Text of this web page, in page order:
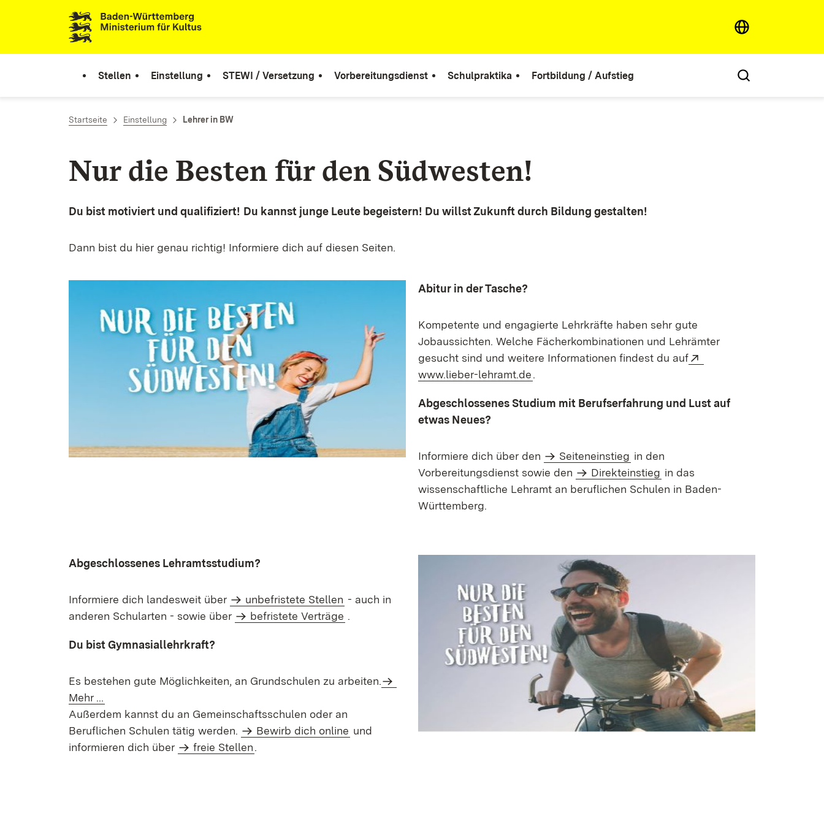
Zum Inhalt springen
Link zur Startseite
Stellen Einstellung STEWI / Versetzung Vorbereitungsdienst Schulpraktika Fortbildung / Aufstieg
Startseite Einstellung Lehrer in BW
Nur die Besten für den Südwesten!
Du bist motiviert und qualifiziert! Du kannst junge Leute begeistern! Du willst Zukunft durch Bildung gestalten!
Dann bist du hier genau richtig! Informiere dich auf diesen Seiten.
Abitur in der Tasche?
Kompetente und engagierte Lehrkräfte haben sehr gute
Jobaussichten. Welche Fächerkombinationen und Lehrämter
gesucht sind und weitere Informationen findest du auf
www.lieber-lehramt.de.
Abgeschlossenes Studium mit Berufserfahrung und Lust auf
etwas Neues?
Informiere dich über den Seiteneinstieg in den
Vorbereitungsdienst sowie den
Direkteinstieg in das
wissenschaftliche Lehramt an beruflichen Schulen in Baden-
Württemberg.
Abgeschlossenes Lehramtsstudium?
Informiere dich landesweit über unbefristete Stellen - auch in
anderen Schularten - sowie über
befristete Verträge .
Du bist Gymnasiallehrkraft?
Es bestehen gute Möglichkeiten, an Grundschulen zu arbeiten.
Mehr ...
Außerdem kannst du an Gemeinschaftsschulen oder an
Beruflichen Schulen tätig werden.
Bewirb dich online und
informieren dich über
freie Stellen.